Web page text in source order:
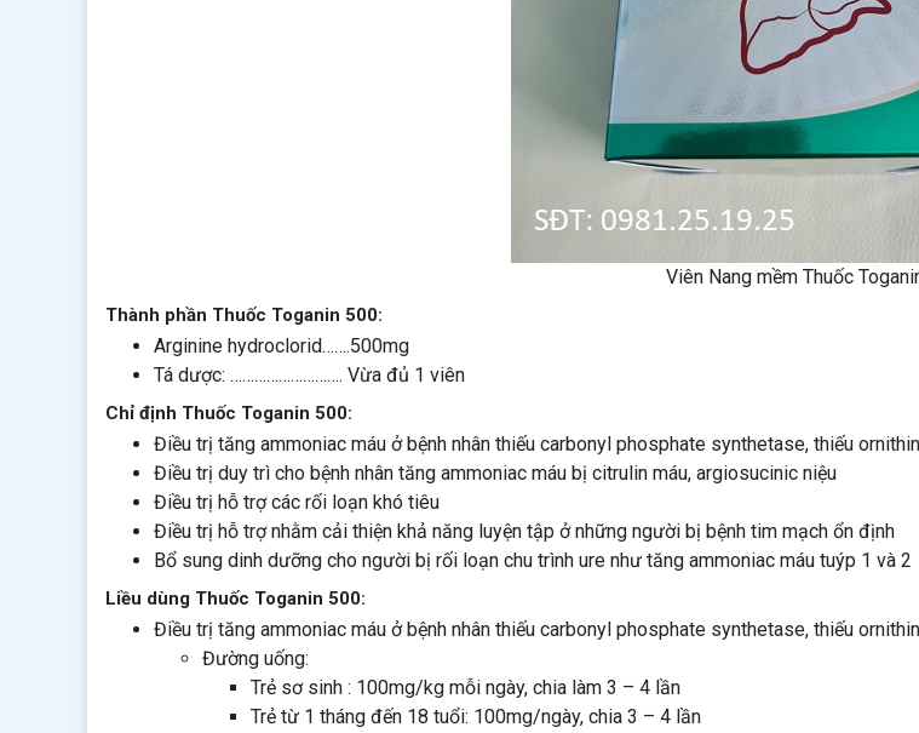
Viên Nang mềm Thuốc
Thành phần Thuốc Toganin 500:
Arginine hydroclorid…….500mg
Tá dược: ………………………. Vừa đủ 1 viên
Chỉ định Thuốc Toganin 500:
Điều trị tăng ammoniac máu ở bệnh nhân thiếu carbonyl phosphate synthetase, thiếu
Điều trị duy trì cho bệnh nhân tăng ammoniac máu bị citrulin máu, argiosucinic niệu
Điều trị hỗ trợ các rối loạn khó tiêu
Điều trị hỗ trợ nhằm cải thiện khả năng luyện tập ở những người bị bệnh tim mạch ổn định
Bổ sung dinh dưỡng cho người bị rối loạn chu trình ure như tăng ammoniac máu tuýp 1 và 2
Liều dùng Thuốc Toganin 500:
Điều trị tăng ammoniac máu ở bệnh nhân thiếu carbonyl phosphate synthetase, thiếu
Đường uống:
Trẻ sơ sinh : 100mg/kg mỗi ngày, chia làm 3 – 4 lần
Trẻ từ 1 tháng đến 18 tuổi: 100mg/ngày, chia 3 – 4 lần